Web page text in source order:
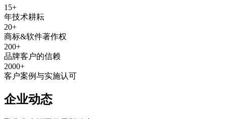
15+
年技术耕耘
20+
商标&软件著作权
200+
品牌客户的信赖
2000+
客户案例与实施认可
企业动态